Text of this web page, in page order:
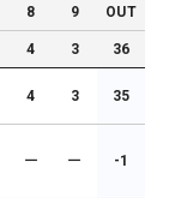
8 9 OUT
4 3 36
4 3 35
ー ー -1